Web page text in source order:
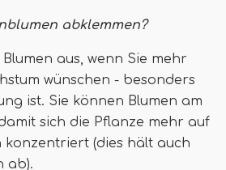
abklemmen?
aus, wenn Sie mehr
wünschen - besonders
ist. Sie können Blumen am
sich die Pflanze mehr auf
konzentriert (dies hält auch
ab).